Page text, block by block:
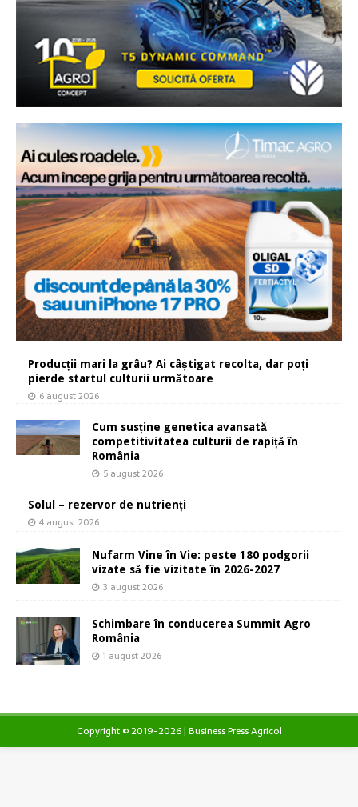
Producții mari la grâu? Ai câștigat recolta, dar poți
pierde startul culturii următoare
6 august 2026
Cum susține genetica avansată
competitivitatea culturii de rapiță în
România
5 august 2026
Solul – rezervor de nutrienți
4 august 2026
Nufarm Vine în Vie: peste 180 podgorii
vizate să fie vizitate în 2026-2027
3 august 2026
Schimbare în conducerea Summit Agro
România
1 august 2026
Copyright © 2019-2026 | Business Press Agricol